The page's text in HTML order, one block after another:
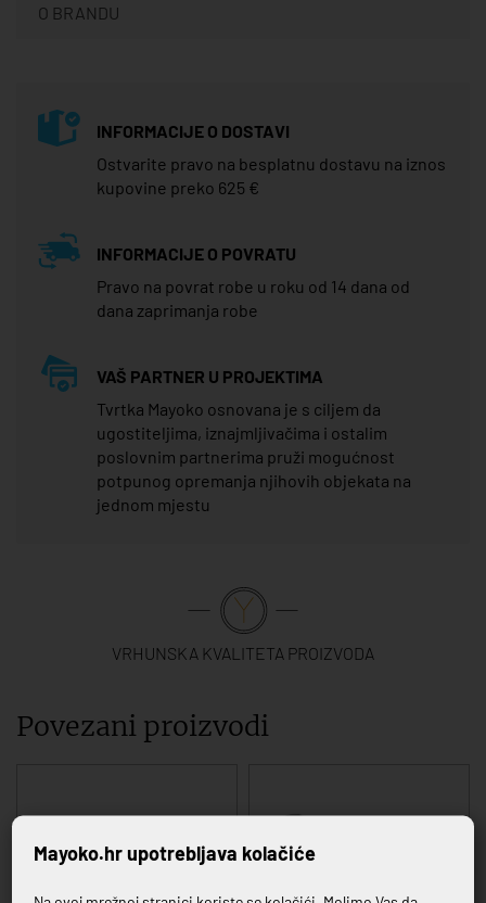
O BRANDU
INFORMACIJE O DOSTAVI
Ostvarite pravo na besplatnu dostavu na iznos
kupovine preko 625 €
INFORMACIJE O POVRATU
Pravo na povrat robe u roku od 14 dana od
dana zaprimanja robe
VAŠ PARTNER U PROJEKTIMA
Tvrtka Mayoko osnovana je s ciljem da
ugostiteljima, iznajmljivačima i ostalim
poslovnim partnerima pruži mogućnost
potpunog opremanja njihovih objekata na
jednom mjestu
VRHUNSKA KVALITETA PROIZVODA
Povezani proizvodi
Mayoko.hr upotrebljava kolačiće